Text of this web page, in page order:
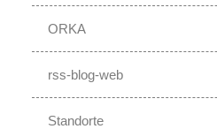
ORKA
rss-blog-web
Standorte